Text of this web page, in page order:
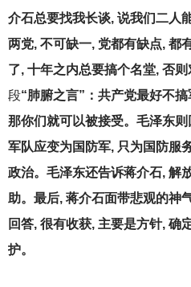
介石总要找我长谈, 说我们二人
两党, 不可缺一, 党都有缺点, 都
了, 十年之内总要搞个名堂, 否
段“肺腑之言”：共产党最好不
那你们就可以被接受。毛泽东
军队应变为国防军, 只为国防服
政治。毛泽东还告诉蒋介石, 解
助。最后, 蒋介石面带悲观的神
回答, 很有收获, 主要是方针, 确
护。